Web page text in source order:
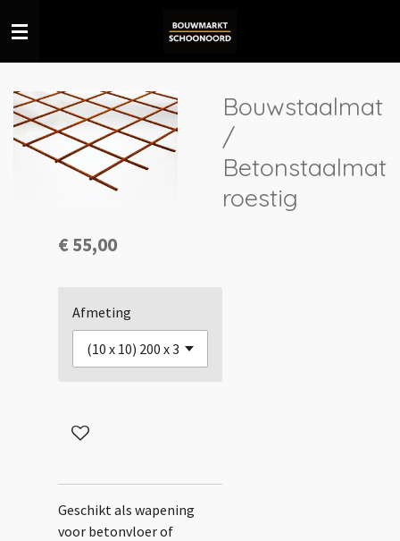
direct
naar
hoofdinhoud
Bouwstaalmat
/
Betonstaalmat
roestig
€ 55,00
Afmeting
Geschikt als wapening
voor betonvloer of